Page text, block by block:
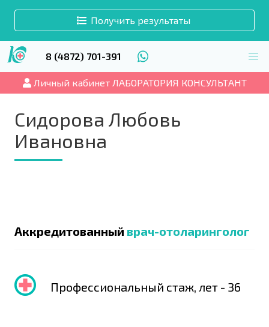
Получить результаты
8 (4872) 701-391
Личный кабинет ЛАБОРАТОРИЯ КОНСУЛЬТАНТ
Сидорова Любовь
Ивановна
Аккредитованный врач-отоларинголог
Профессиональный стаж, лет - 36